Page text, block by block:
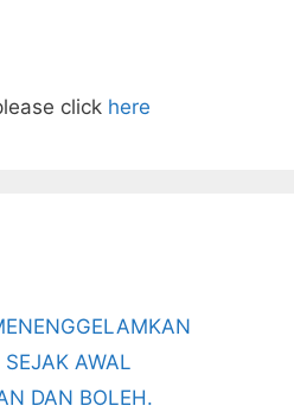
click here
AWAL
DAN BOLEH.